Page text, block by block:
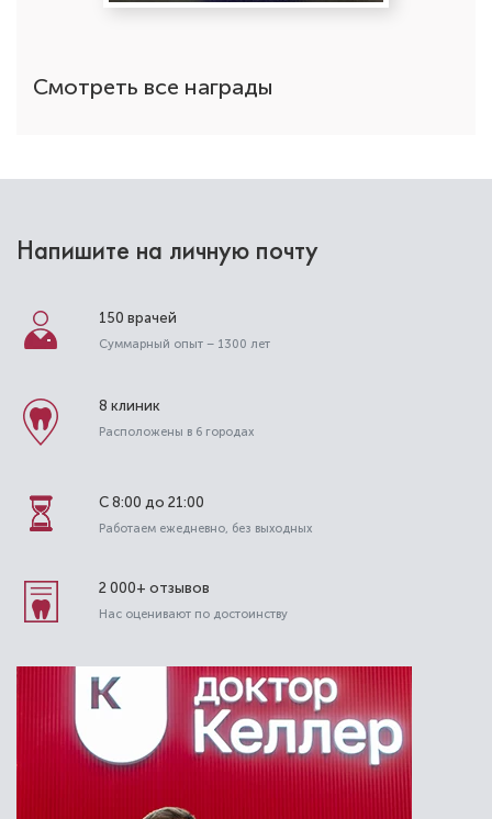
Смотреть все награды
Напишите на личную почту
150 врачей
Суммарный опыт – 1300 лет
8 клиник
Расположены в 6 городах
С 8:00 до 21:00
Работаем ежедневно, без выходных
2 000+ отзывов
Нас оценивают по достоинству